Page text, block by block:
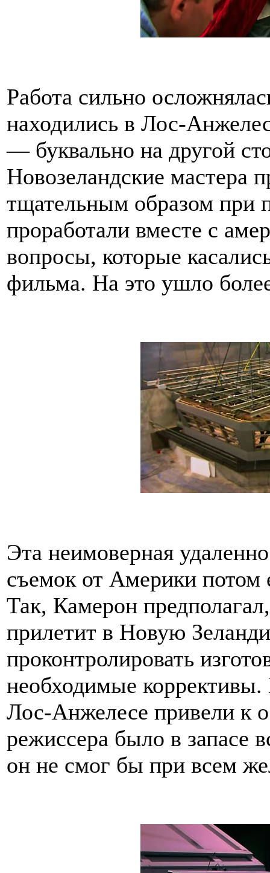
Работа сильно
находились в Лос-
— буквально на другой
Новозеландские
тщательным образом
проработали вместе с
вопросы, которые
фильма. На это ушло
Эта неимоверная
съемок от Америки потом
Так, Камерон
прилетит в Новую
проконтролировать
необходимые
Лос-Анжелесе привели к
режиссера было в запасе
он не смог бы при всем